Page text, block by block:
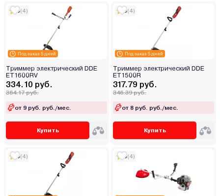
Под заказ 5 дней
5(4)
Триммер электрический DDE
ET1600RV
334.10 руб.
364.17 руб.
от 9 руб. руб./мес.
Купить
Под заказ 5 дней
5(4)
Триммер электрический DDE
ET1500R
317.79 руб.
346.39 руб.
от 8 руб. руб./мес.
Купить
5(4) 5(4)